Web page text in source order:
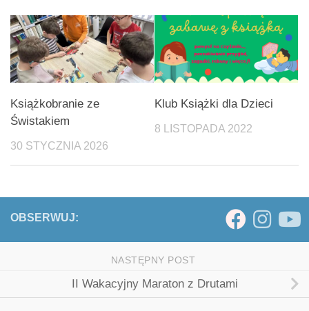
Książkobranie ze
Świstakiem
30 STYCZNIA 2026
Klub Książki dla Dzieci
8 LISTOPADA 2022
OBSERWUJ:
NASTĘPNY POST
II Wakacyjny Maraton z Drutami